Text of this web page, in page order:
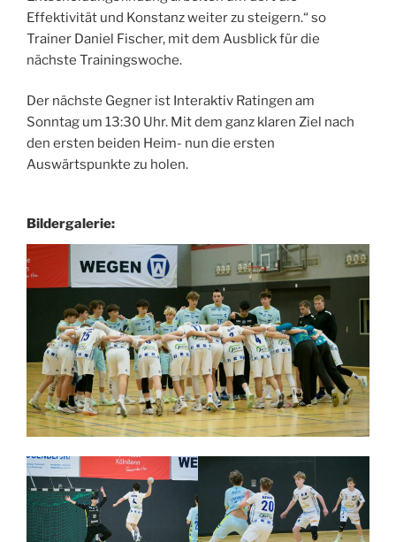
Effektivität und Konstanz weiter zu steigern.“ so
Trainer Daniel Fischer, mit dem Ausblick für die
nächste Trainingswoche.
Der nächste Gegner ist Interaktiv Ratingen am
Sonntag um 13:30 Uhr. Mit dem ganz klaren Ziel nach
den ersten beiden Heim- nun die ersten
Auswärtspunkte zu holen.
Bildergalerie: